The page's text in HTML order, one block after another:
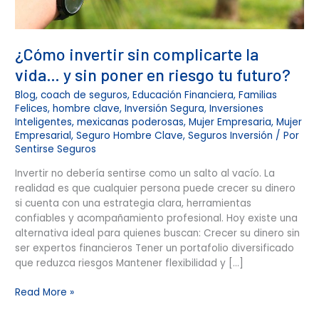
¿Cómo invertir sin complicarte la
vida… y sin poner en riesgo tu futuro?
Blog,coach de seguros,Educación Financiera,Familias
Felices,hombre clave,Inversión Segura,Inversiones
Inteligentes,mexicanas poderosas,Mujer Empresaria,Mujer
Empresarial,Seguro Hombre Clave,Seguros Inversión / Por
Sentirse Seguros
Invertir no debería sentirse como un salto al vacío. La
realidad es que cualquier persona puede crecer su dinero
si cuenta con una estrategia clara, herramientas
confiables y acompañamiento profesional. Hoy existe una
alternativa ideal para quienes buscan: Crecer su dinero sin
ser expertos financieros Tener un portafolio diversificado
que reduzca riesgos Mantener flexibilidad y […]
futuro?
Read More »